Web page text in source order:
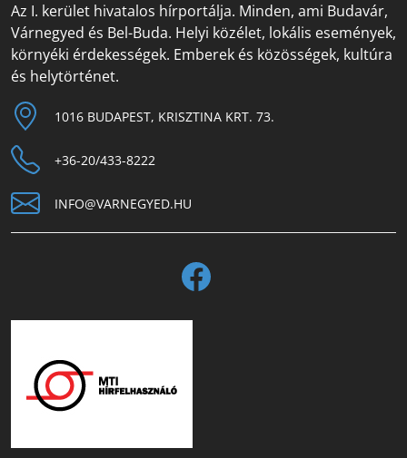
Az I. kerület hivatalos hírportálja. Minden, ami Budavár,
Várnegyed és Bel-Buda. Helyi közélet, lokális események,
környéki érdekességek. Emberek és közösségek, kultúra
és helytörténet.
1016 BUDAPEST, KRISZTINA KRT. 73.
+36-20/433-8222
INFO@VARNEGYED.HU